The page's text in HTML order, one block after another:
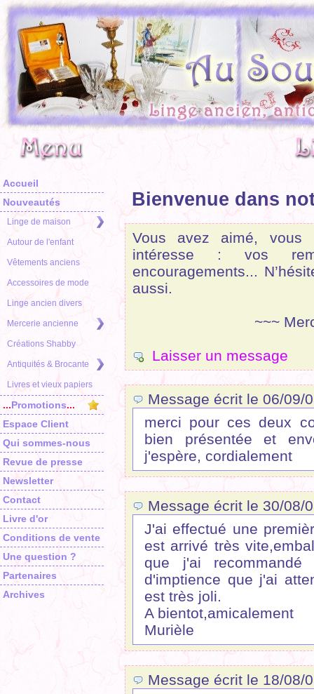
Accueil
Nouveautés
Linge de maison
Autour de l'enfant
Vêtements anciens
Accessoires de mode
Linge ancien divers
Mercerie ancienne
Créations Shabby
Antiquités & Brocante
Livres et vieux papiers
...Promotions...
Espace Client
Qui sommes-nous
Revue de presse
Newsletter
Contact
Livre d'or
Conditions de vente
Une question ?
Partenaires
Archives
Bienvenue dans
Vous avez aimé, vous
intéresse : vos
encouragements...
aussi.
~~~
Laisser un message
Message écrit le 06/09/
merci pour ces deux
bien présentée et
j'espère, cordialement
Message écrit le 30/08/
J'ai effectué une
est arrivé très
que j'ai
d'imptience que j'ai
est très joli.
A bientot,amicalement
Murièle
Message écrit le 18/08/